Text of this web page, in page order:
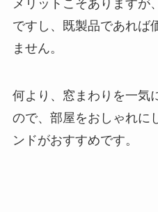
メリットこそありますが
ですし、既製品であれば
ません。
何より、窓まわりを一気
ので、部屋をおしゃれに
ンドがおすすめです。